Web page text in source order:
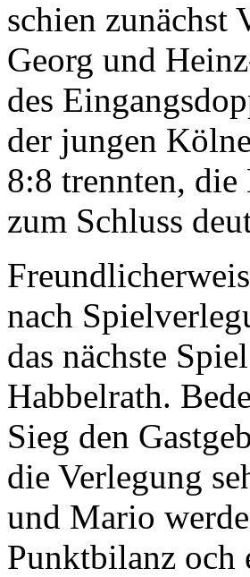
schien zunächst
Georg und
des
der jungen
8:8 trennten,
zum Schluss
nach
das nächste
Habbelrath.
Sieg den
die Verlegung
und Mario
Punktbilanz och